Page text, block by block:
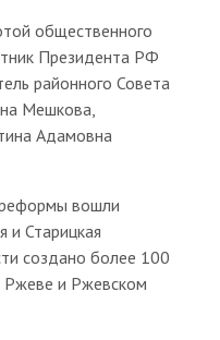
общественного
Президента РФ
районного Совета
Мешкова,
Адамовна
вошли
и Старицкая
создано более 100
и Ржевском